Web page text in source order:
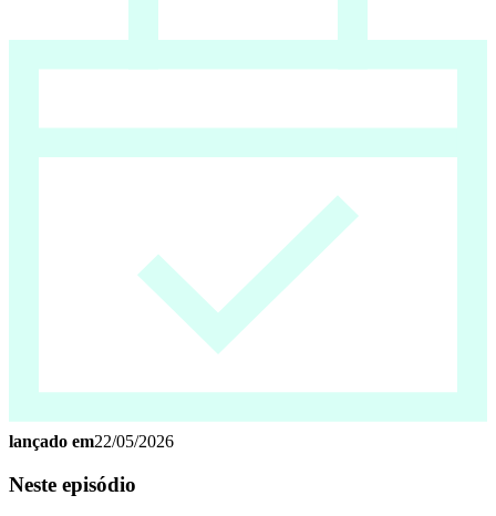
lançado em22/05/2026
Neste episódio